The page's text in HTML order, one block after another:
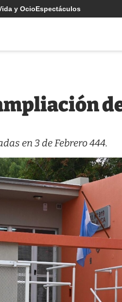
y OcioEspectáculos
en 3 de Febrero 444.